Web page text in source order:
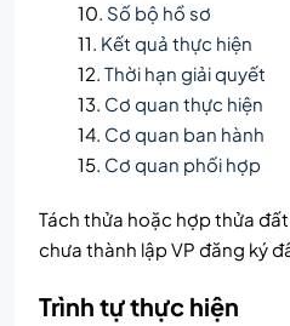
Số bộ hồ sơ
Kết quả thực hiện
Thời hạn giải quyết
Cơ quan thực hiện
Cơ quan ban hành
Cơ quan phối hợp
Tách thửa hoặc hợp thửa
chưa thành lập VP đăng ký
Trình tự thực hiện